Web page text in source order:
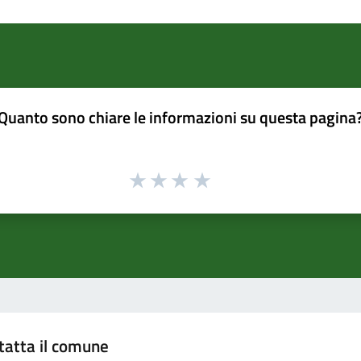
sono chiare le informazioni su questa
il comune